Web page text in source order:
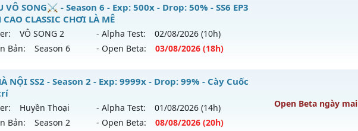
Non Reset
Mu Nguyên bản Webzen
XShield
Atlans - free 99%,boss nhiều-hồi sinh
mới ra tháng 08 2026 - Mở máy chủAtlans vào 13h ngày 08/08/2626
500x - Drop: 20%
loại: Mu Nguyên bản Webzen
chống hack 99%
SONG⚔️ - Season 6 - Exp: 500x - Drop: 50% - SS6 EP3
CLASSIC CHƠI LÀ MÊ
VÔ SONG 2 - Alpha Test: 02/08/2026 (10h)
Bản:
Season 6 - Open Beta: 03/08/2026 (18h)
VÔ SONG⚔️ - SS6 EP3 ĐỈNH CAO CLASSIC CHƠI LÀ MÊ
mới ra tháng 08 2026 - Mở máy chủVÔ SONG 2vào 18h ngày 03/08/2626
500x - Drop: 50%
NỘI SS2 - Season 2 - Exp: 9999x - Drop: 99% - Cày Cuốc
Huyền Thoại - Alpha Test: 01/08/2026 (14h)
Bản:
Season 2 - Open Beta: 08/08/2026 (20h)
Open Beta ngày mai